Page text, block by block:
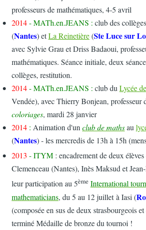
professeurs de mathématiques, 4-5 avril
2014-MATh.en.JEANS : club des collèges
(Nantes) etLa Reinetière(Ste Luce sur
avec Sylvie Grau et Driss Badaoui,
mathématiques. Séance initiale, deux
collèges, restitution.
2014-MATh.en.JEANS : club du Lycée
Vendée), avec Thierry Bonjean, professeur
coloriages, mardi 28 janvier
2014 : Animation d'un club de mathsau
(Nantes) - les mercredis de 13h à 15h
2013 - ITYM : encadrement de deux élèves
Clemenceau (Nantes), Inès Maksud et
leur participation au 5ème International
mathematicians, du 5 au 12 juillet à Iasi (
(composée en sus de deux strasbourgeois
terminé Médaille de bronze du tournoi !